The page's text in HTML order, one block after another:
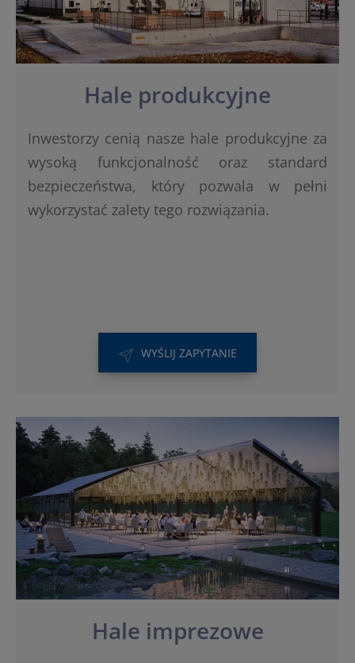
Hale produkcyjne
Inwestorzy cenią nasze hale produkcyjne za
wysoką funkcjonalność oraz standard
bezpieczeństwa, który pozwala w pełni
wykorzystać zalety tego rozwiązania.
WYŚLIJ ZAPYTANIE
Hale imprezowe